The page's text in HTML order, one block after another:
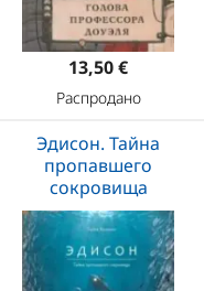
13,50 €
Распродано
Эдисон. Тайна
пропавшего
сокровища